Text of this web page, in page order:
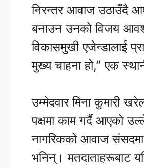
निरन्तर आवाज उठाउँदै
बनाउन उनको विजय
विकासमुखी एजेन्डालाई
मुख्य चाहना हो,” एक
उम्मेदवार मिना कुमारी
पक्षमा काम गर्दै आएको
नागरिकको आवाज संसदमा
भनिन्। मतदाताहरूबाट